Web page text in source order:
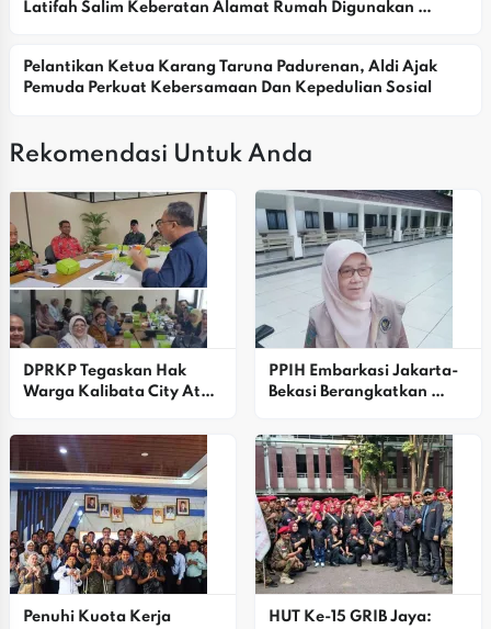
Latifah Salim Keberatan Alamat Rumah Digunakan
Pelantikan Ketua Karang Taruna Padurenan, Aldi Ajak
Pemuda Perkuat Kebersamaan Dan Kepedulian Sosial
Rekomendasi Untuk Anda
DPRKP Tegaskan Hak
Warga Kalibata City Atas
Terverifikasi
PPIH Embarkasi Jakarta-
Bekasi Berangkatkan
Haji
Penuhi Kuota Kerja
HUT Ke-15 GRIB Jaya: